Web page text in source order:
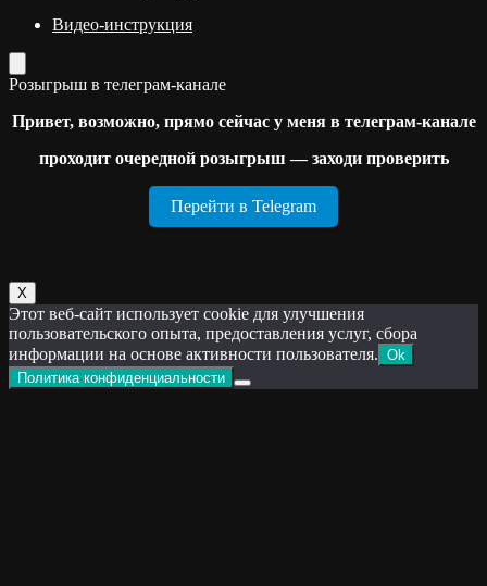
Видео-инструкция
Розыгрыш в телеграм-канале
Привет, возможно, прямо сейчас у меня в телеграм-канале
проходит очередной розыгрыш — заходи проверить
Перейти в Telegram
Х
Этот веб-сайт использует cookie для улучшения
пользовательского опыта, предоставления услуг, сбора
информации на основе активности пользователя. Ok
Политика конфиденциальности